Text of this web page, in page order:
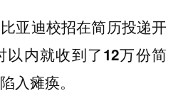
亚迪校招在简历投递开
以内就收到了12万份简
入瘫痪。